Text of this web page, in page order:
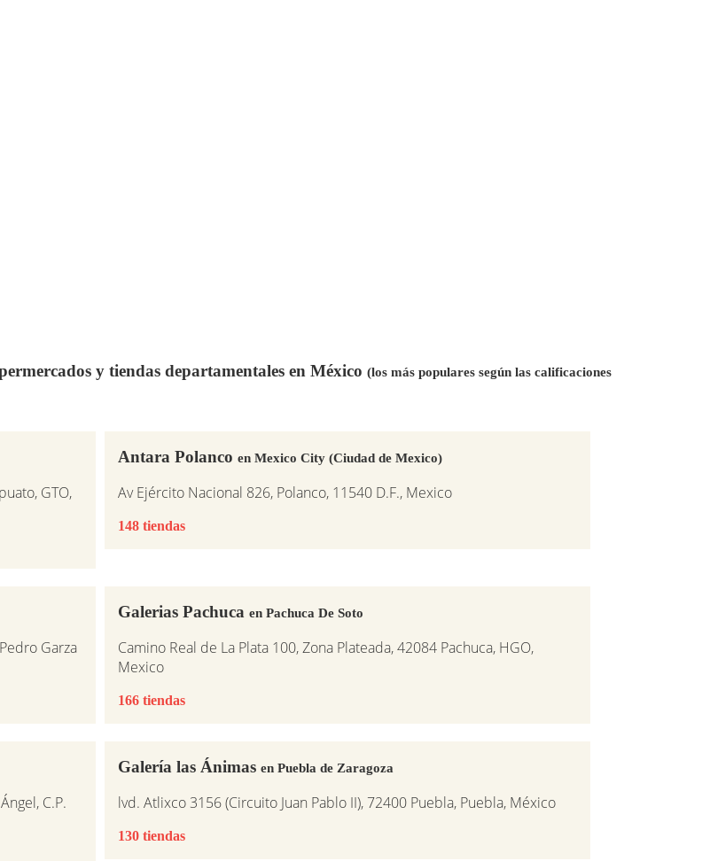
y tiendas departamentales en México (los más populares según las calificaciones
GTO,
Antara Polanco en Mexico City (Ciudad de Mexico)
Av Ejército Nacional 826, Polanco, 11540 D.F., Mexico
148 tiendas
Garza
Galerias Pachuca en Pachuca De Soto
Camino Real de La Plata 100, Zona Plateada, 42084 Pachuca, HGO,
Mexico
166 tiendas
C.P.
Galería las Ánimas en Puebla de Zaragoza
lvd. Atlixco 3156 (Circuito Juan Pablo II), 72400 Puebla, Puebla, México
130 tiendas